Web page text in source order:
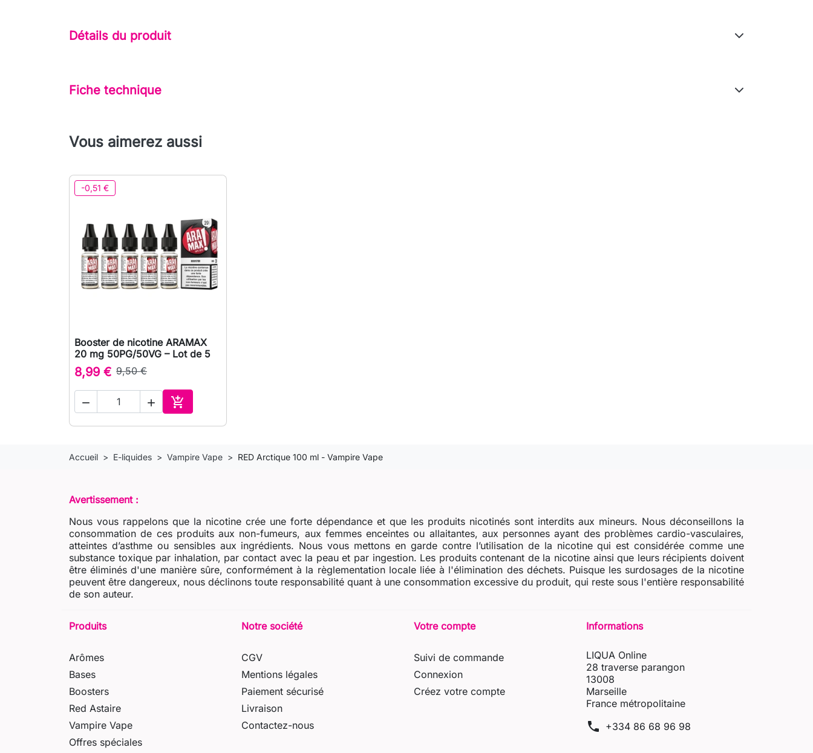
Détails du produit
Fiche technique
Vous aimerez aussi
-0,51 €
 Aperçu rapide
Booster de nicotine ARAMAX
20 mg 50PG/50VG – Lot de 5
8,99 € 9,50 €
  
Ajouter au panier
Accueil E-liquides Vampire Vape RED Arctique 100 ml - Vampire Vape
Avertissement :
Nous vous rappelons que la nicotine crée une forte dépendance et que les produits nicotinés sont interdits aux mineurs. Nous déconseillons la
consommation de ces produits aux non-fumeurs, aux femmes enceintes ou allaitantes, aux personnes ayant des problèmes cardio-vasculaires,
atteintes d’asthme ou sensibles aux ingrédients. Nous vous mettons en garde contre l’utilisation de la nicotine qui est considérée comme une
substance toxique par inhalation, par contact avec la peau et par ingestion. Les produits contenant de la nicotine ainsi que leurs récipients doivent
être éliminés d'une manière sûre, conformément à la règlementation locale liée à l'élimination des déchets. Puisque les surdosages de la nicotine
peuvent être dangereux, nous déclinons toute responsabilité quant à une consommation excessive du produit, qui reste sous l'entière responsabilité
de son auteur.
Produits
Arômes
Bases
Boosters
Red Astaire
Vampire Vape
Offres spéciales
Notre société
CGV
Mentions légales
Paiement sécurisé
Livraison
Contactez-nous
Votre compte
Suivi de commande
Connexion
Créez votre compte
Informations
LIQUA Online
28 traverse parangon
13008
Marseille
France métropolitaine
phone +334 86 68 96 98